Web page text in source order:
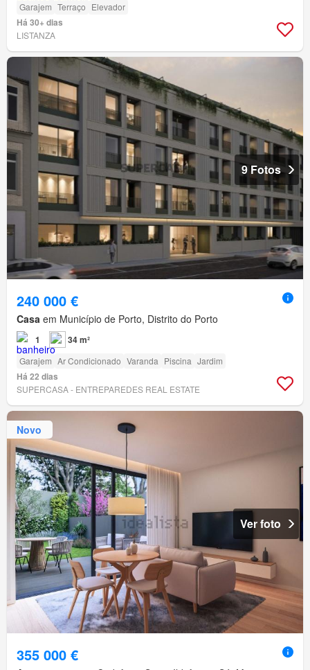
Garajem Terraço Elevador
Há 30+ dias
LISTANZA
9 Fotos
240 000 €
Casa em Município de Porto, Distrito do Porto
1 34 m²
Garajem Ar Condicionado Varanda Piscina Jardim
Há 22 dias
SUPERCASA - ENTREPAREDES REAL ESTATE
Novo
Ver foto
355 000 €